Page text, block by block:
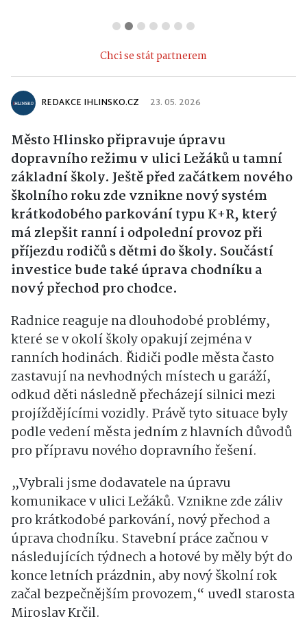
Chci se stát partnerem
REDAKCE IHLINSKO.CZ 23. 05. 2026
Město Hlinsko připravuje úpravu
dopravního režimu v ulici Ležáků u tamní
základní školy. Ještě před začátkem nového
školního roku zde vznikne nový systém
krátkodobého parkování typu K+R, který
má zlepšit ranní i odpolední provoz při
příjezdu rodičů s dětmi do školy. Součástí
investice bude také úprava chodníku a
nový přechod pro chodce.
Radnice reaguje na dlouhodobé problémy,
které se v okolí školy opakují zejména v
ranních hodinách. Řidiči podle města často
zastavují na nevhodných místech u garáží,
odkud děti následně přecházejí silnici mezi
projíždějícími vozidly. Právě tyto situace byly
podle vedení města jedním z hlavních důvodů
pro přípravu nového dopravního řešení.
„Vybrali jsme dodavatele na úpravu
komunikace v ulici Ležáků. Vznikne zde záliv
pro krátkodobé parkování, nový přechod a
úprava chodníku. Stavební práce začnou v
následujících týdnech a hotové by měly být do
konce letních prázdnin, aby nový školní rok
začal bezpečnějším provozem,“ uvedl starosta
Miroslav Krčil.